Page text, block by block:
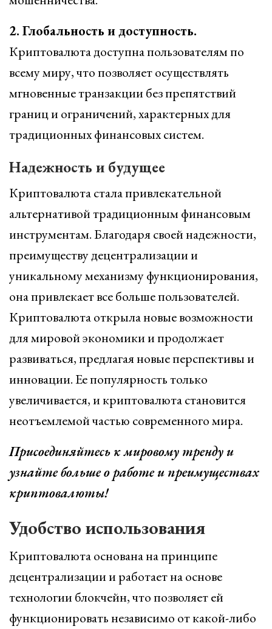
2. Глобальность и доступность.
Криптовалюта доступна пользователям по
всему миру, что позволяет осуществлять
мгновенные транзакции без препятствий
границ и ограничений, характерных для
традиционных финансовых систем.
Надежность и будущее
Криптовалюта стала привлекательной
альтернативой традиционным финансовым
инструментам. Благодаря своей надежности,
преимуществу децентрализации и
уникальному механизму функционирования,
она привлекает все больше пользователей.
Криптовалюта открыла новые возможности
для мировой экономики и продолжает
развиваться, предлагая новые перспективы и
инновации. Ее популярность только
увеличивается, и криптовалюта становится
неотъемлемой частью современного мира.
Присоединяйтесь к мировому тренду и
узнайте больше о работе и преимуществах
криптовалюты!
Удобство использования
Криптовалюта основана на принципе
децентрализации и работает на основе
технологии блокчейн, что позволяет ей
функционировать независимо от какой-либо